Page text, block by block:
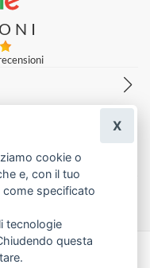
in tarda mattinata e nel
Composizione bellissima, gentili
|una settimana fa
ecommerce per Fioristi
cookie o
e, con il tuo
come specificato
tecnologie
questa
X